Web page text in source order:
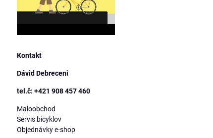
Kontakt
Dávid Debreceni
tel.č: +421 908 457 460
Maloobchod
Servis bicyklov
Objednávky e-shop